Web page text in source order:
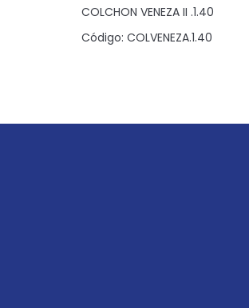
COLCHON VENEZA II .1.40
Código: COLVENEZA.1.40